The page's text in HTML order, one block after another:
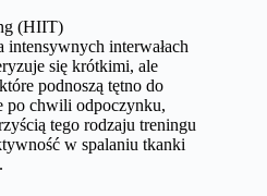
(HIIT)
interwałach
się krótkimi, ale
podnoszą tętno do
po chwili odpoczynku,
tego rodzaju treningu
w spalaniu tkanki